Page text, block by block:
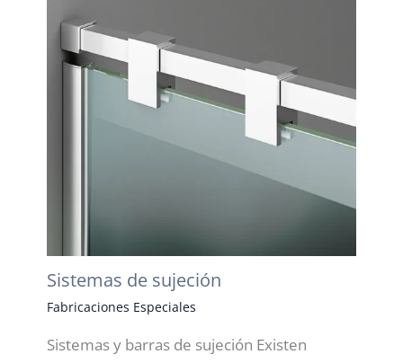
Sistemas de sujeción
Fabricaciones Especiales
Sistemas y barras de sujeción Existen